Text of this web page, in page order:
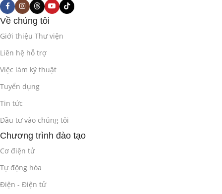
Lựa chọn thư viện thiết kế phù hợp với yêu cầu ứng dụng.
Phần 2: Ngôn Ngữ Mô Tả Phần Cứng
Verilog/VHDL Nâng Cao (10 giờ)
2.1. Ôn Tập Ngôn Ngữ Verilog/VHDL Cơ Bản
Cấu trúc module, khai báo cổng (port), khai báo biến.
Các kiểu dữ liệu, toán tử, biểu thức.
Các cấu trúc điều khiển (always, if-else, case, for, while…).
Thiết kế các mạch tổ hợp và tuần tự đơn giản.
2.2. Kỹ Thuật Lập Trình Verilog/VHDL Nâng
Về chúng tôi
Giới thiệu Thư viện
Liên hệ hỗ trợ
Việc làm kỹ thuật
Tuyển dụng
Tin tức
Đầu tư vào chúng tôi
Chương trình đào tạo
Cơ điện tử
Tự động hóa
Điện - Điện tử